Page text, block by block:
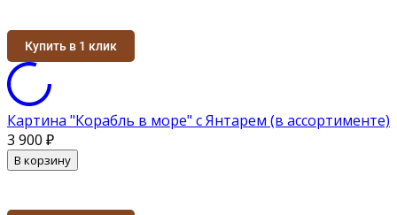
Купить в 1 клик
Картина "Корабль в море" с Янтарем (в ассортименте)
3 900 ₽
В корзину